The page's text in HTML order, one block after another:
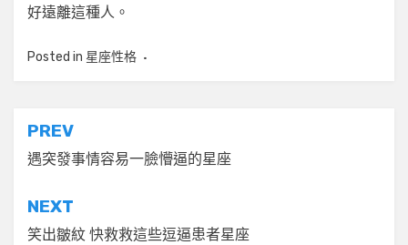
好遠離這種人。
Posted in 星座性格
文
章
導
覽
PREV
遇突發事情容易一臉懵逼的星座
NEXT
笑出皺紋 快救救這些逗逼患者星座